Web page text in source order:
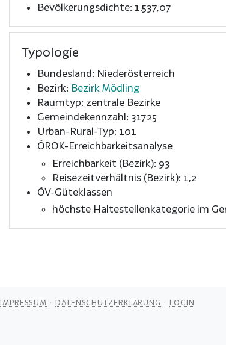
Bevölkerungsdichte: 1.537,07
Typologie
Bundesland: Niederösterreich
Bezirk: Bezirk Mödling
Raumtyp: zentrale Bezirke
Gemeindekennzahl: 31725
Urban-Rural-Typ: 101
ÖROK-Erreichbarkeitsanalyse
Erreichbarkeit (Bezirk): 93
Reisezeitverhältnis (Bezirk): 1,2
ÖV-Güteklassen
höchste Haltestellenkategorie im
IMPRESSUM DATENSCHUTZERKLÄRUNG LOGIN